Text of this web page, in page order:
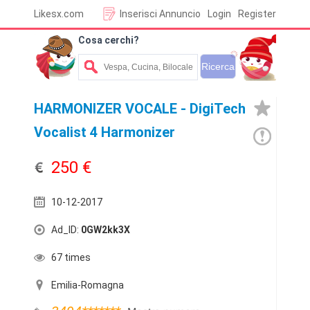
Likesx.com Login Register
Inserisci Annuncio
Cosa cerchi?
HARMONIZER VOCALE - DigiTech
Vocalist 4 Harmonizer
250 €
10-12-2017
Ad_ID: 0GW2kk3X
67 times
Emilia-Romagna